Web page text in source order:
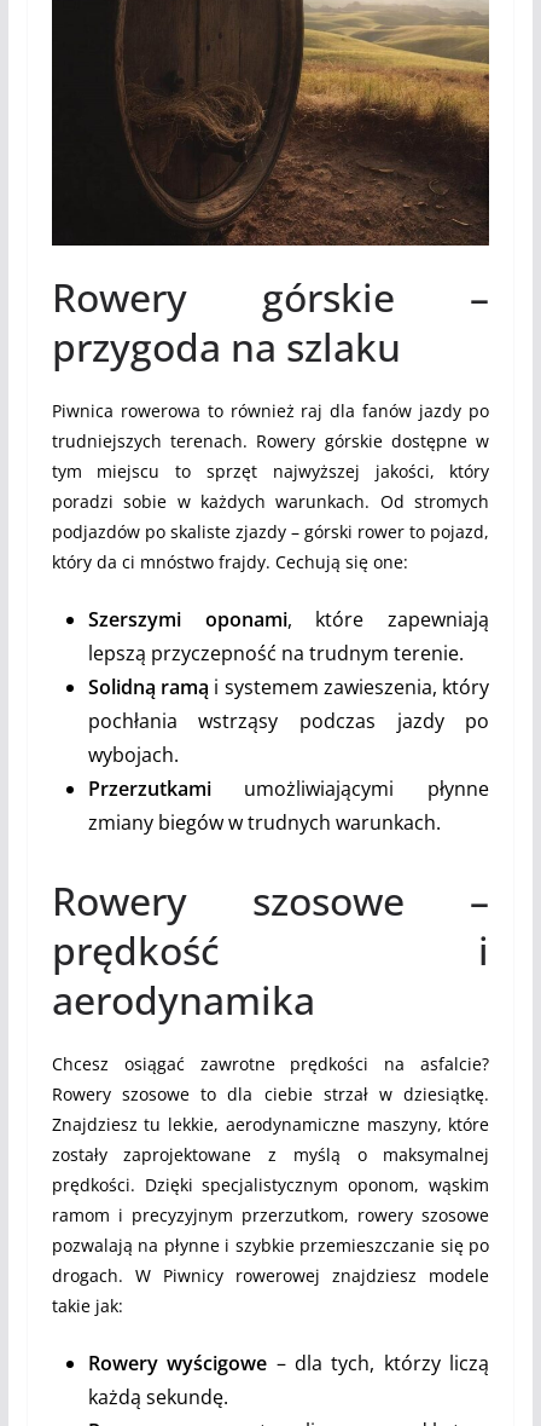
Rowery górskie –
przygoda na szlaku
Piwnica rowerowa to również raj dla fanów jazdy po
trudniejszych terenach. Rowery górskie dostępne w
tym miejscu to sprzęt najwyższej jakości, który
poradzi sobie w każdych warunkach. Od stromych
podjazdów po skaliste zjazdy – górski rower to pojazd,
który da ci mnóstwo frajdy. Cechują się one:
Szerszymi oponami, które zapewniają
lepszą przyczepność na trudnym terenie.
Solidną ramą i systemem zawieszenia, który
pochłania wstrząsy podczas jazdy po
wybojach.
Przerzutkamiumożliwiającymi płynne
zmiany biegów w trudnych warunkach.
Rowery szosowe –
prędkość i
aerodynamika
Chcesz osiągać zawrotne prędkości na asfalcie?
Rowery szosowe to dla ciebie strzał w dziesiątkę.
Znajdziesz tu lekkie, aerodynamiczne maszyny, które
zostały zaprojektowane z myślą o maksymalnej
prędkości. Dzięki specjalistycznym oponom, wąskim
ramom i precyzyjnym przerzutkom, rowery szosowe
pozwalają na płynne i szybkie przemieszczanie się po
drogach. W Piwnicy rowerowej znajdziesz modele
takie jak:
Rowery wyścigowe – dla tych, którzy liczą
każdą sekundę.